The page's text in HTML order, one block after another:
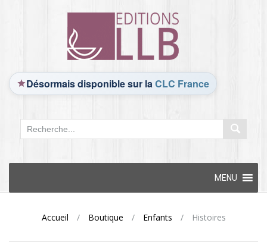
Désormais disponible sur laCLC France
content
MENU
Accueil / Boutique / Enfants / Histoires